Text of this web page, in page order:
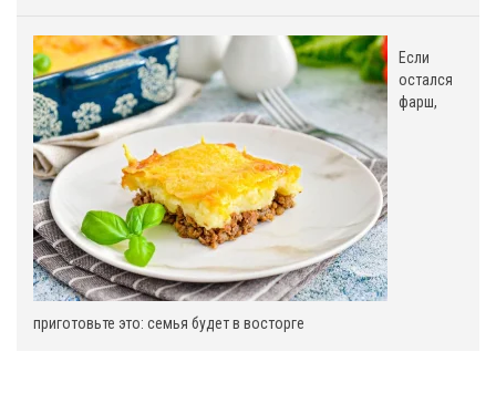
Если
остался
фарш,
приготовьте это: семья будет в восторге